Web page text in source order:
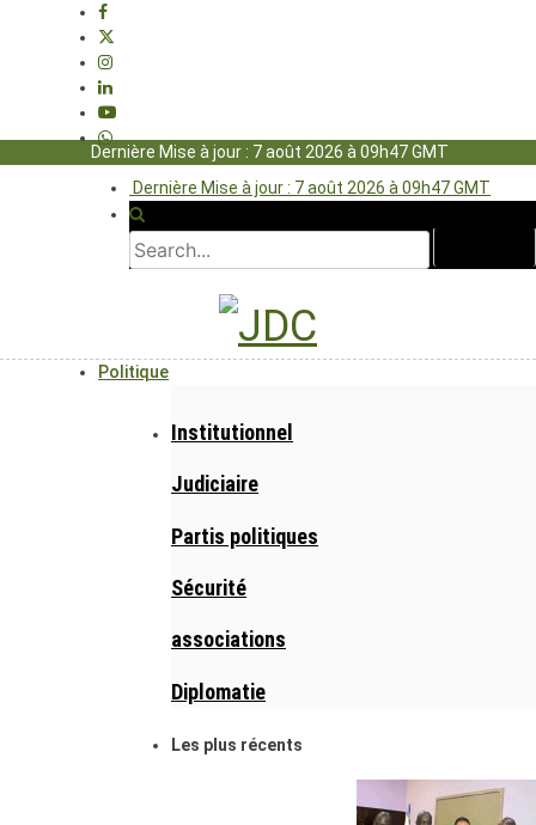
Dernière Mise à jour : 7 août 2026 à 09h47 GMT
Dernière Mise à jour : 7 août 2026 à 09h47 GMT
Politique
Institutionnel
Judiciaire
Partis politiques
Sécurité
associations
Diplomatie
Les plus récents